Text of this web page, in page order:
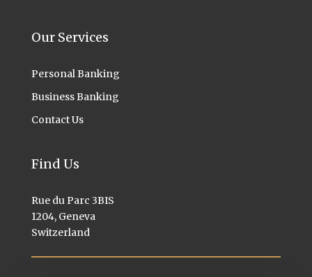
Our Services
Personal Banking
Business Banking
Contact Us
Find Us
Rue du Parc 3BIS
1204, Geneva
Switzerland